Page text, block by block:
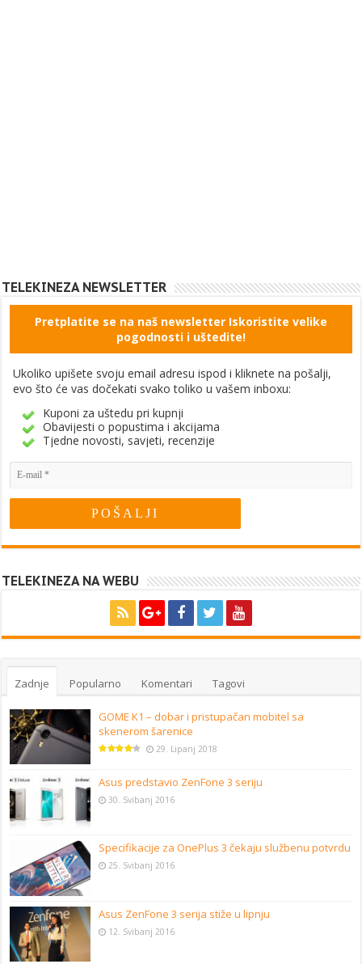
TELEKINEZA NEWSLETTER
Pretplatite se na naš newsletter Iskoristite velike
pogodnosti i uštedite!
Ukoliko upišete svoju email adresu ispod i kliknete na pošalji,
evo što će vas dočekati svako toliko u vašem inboxu:
Kuponi za uštedu pri kupnji
Obavijesti o popustima i akcijama
Tjedne novosti, savjeti, recenzije
TELEKINEZA NA WEBU
Zadnje Popularno Komentari Tagovi
GOME K1 – dobar i pristupačan mobitel sa
skenerom šarenice
29. Lipanj 2018
Asus predstavio ZenFone 3 seriju
30. Svibanj 2016
Specifikacije za OnePlus 3 čekaju službenu potvrdu
25. Svibanj 2016
Asus ZenFone 3 serija stiže u lipnju
12. Svibanj 2016